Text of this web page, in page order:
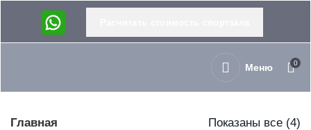
Меню 0
Главная Показаны все (4)